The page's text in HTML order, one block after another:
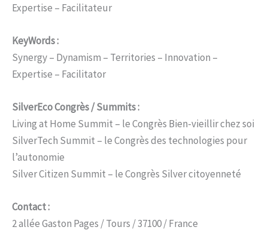
Expertise – Facilitateur
KeyWords :
Synergy – Dynamism – Territories – Innovation –
Expertise – Facilitator
SilverEco Congrès / Summits :
Living at Home Summit – le Congrès Bien-vieillir chez soi
SilverTech Summit – le Congrès des technologies pour
l’autonomie
Silver Citizen Summit – le Congrès Silver citoyenneté
Contact :
2 allée Gaston Pages / Tours / 37100 / France